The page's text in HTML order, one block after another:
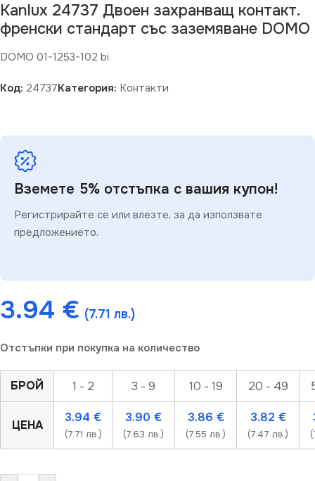
Kanlux 24737 Двоен захранващ контакт.
френски стандарт със заземяване DOMO
DOMO 01-1253-102 bi
Код: 24737Категория: Контакти
Вземете 5% отстъпка с вашия купон!
Регистрирайте се или влезте, за да използвате
предложението.
3.94 € (7.71 лв.)
Отстъпки при покупка на количество
БРОЙ 1 - 2 3 - 9 10 - 19 20 - 49
ЦЕНА
3.94 €
(7.71 лв.)
3.90 €
(7.63 лв.)
3.86 €
(7.55 лв.)
3.82 €
(7.47 лв.)